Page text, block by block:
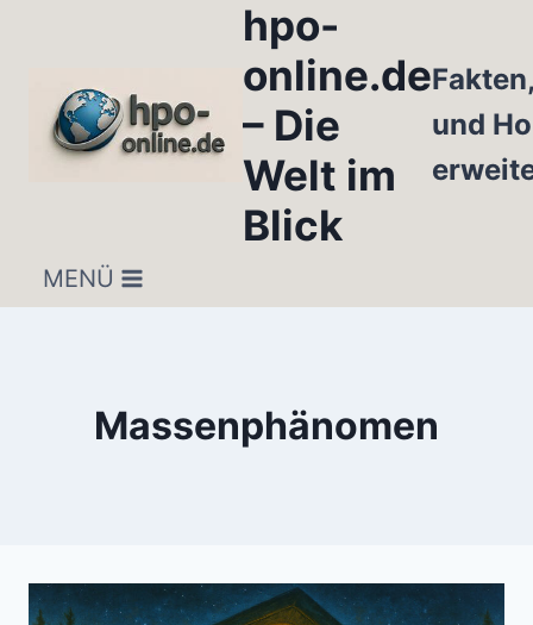
hpo-
online.de
– Die
Welt im
Blick
und
MENÜ
Massenphänomen